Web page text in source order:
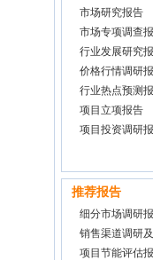
市场研究报告
市场专项调查
行业发展研究
价格行情调研
行业热点预测
项目立项报告
项目投资调研
推荐报告
细分市场调研
销售渠道调研
项目节能评估